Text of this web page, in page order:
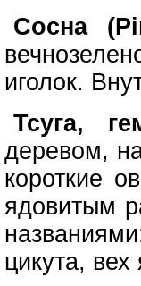
Сосна
иголок.
Тсуга,
деревом,
короткие
ядовитым
цикута,